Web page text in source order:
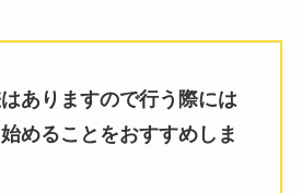
ありますので行う際には
めることをおすすめしま